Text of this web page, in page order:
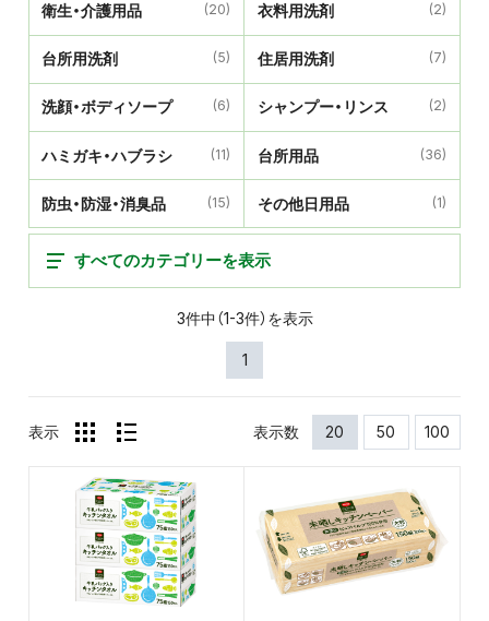
衛生・介護用品 (20) 衣料用洗剤 (2)
台所用洗剤 (5) 住居用洗剤 (7)
洗顔・ボディソープ (6) シャンプー・リンス (2)
ハミガキ・ハブラシ (11) 台所用品 (36)
防虫・防湿・消臭品 (15) その他日用品 (1)
すべてのカテゴリーを表示
3件中（1-3件）を表示
1
表示 表示数 20 50 100